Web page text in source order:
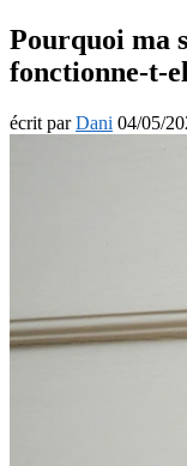
Pourquoi ma
fonctionne-t-
écrit parDani 04/05/